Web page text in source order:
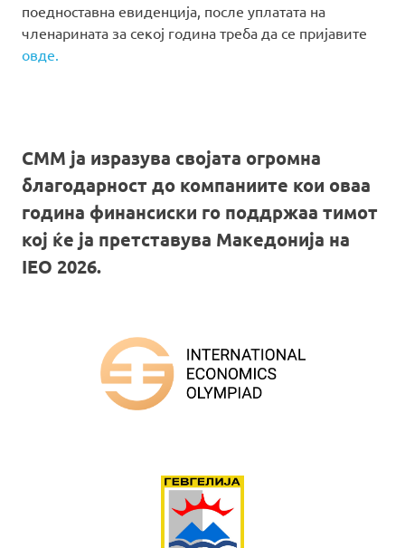
поедноставна евиденција, после уплатата на
членарината за секој година треба да се пријавите
овде.
СММ ја изразува својата огромна
благодарност до компаниите кои оваа
година финансиски го поддржаа тимот
кој ќе ја претставува Македонија на
IEO 2026.